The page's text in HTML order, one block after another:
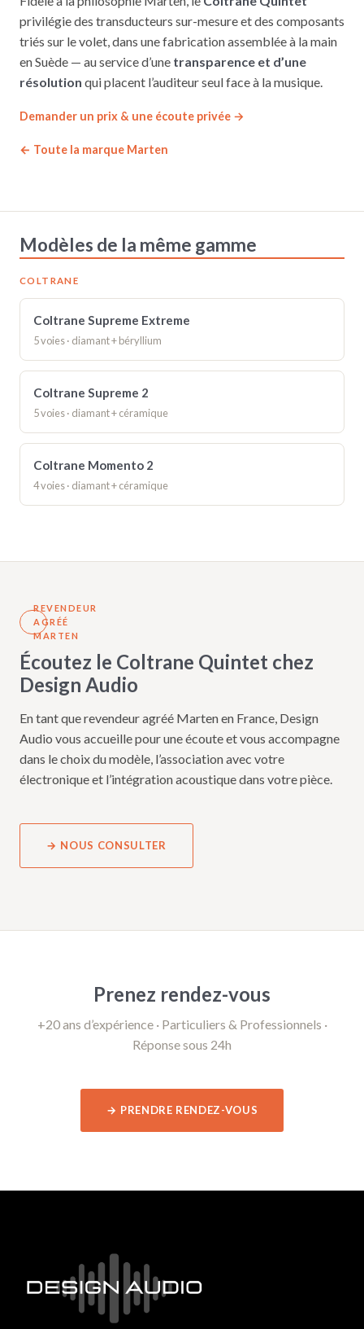
privilégie des transducteurs sur-mesure et des composants
triés sur le volet, dans une fabrication assemblée à la main
en Suède — au service d’une transparence et d’une
résolution qui placent l’auditeur seul face à la musique.
Demander un prix & une écoute privée →
← Toute la marque Marten
Modèles de la même gamme
COLTRANE
Coltrane Supreme Extreme
5 voies · diamant + béryllium
Coltrane Supreme 2
5 voies · diamant + céramique
Coltrane Momento 2
4 voies · diamant + céramique
REVENDEUR
AGRÉÉ
MARTEN
Écoutez le Coltrane Quintet chez
Design Audio
En tant que revendeur agréé Marten en France, Design
Audio vous accueille pour une écoute et vous accompagne
dans le choix du modèle, l’association avec votre
électronique et l’intégration acoustique dans votre pièce.
→ NOUS CONSULTER
Prenez rendez-vous
+20 ans d’expérience · Particuliers & Professionnels ·
Réponse sous 24h
→ PRENDRE RENDEZ-VOUS